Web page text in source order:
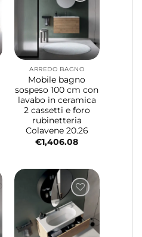
ARREDO BAGNO
Mobile bagno
sospeso 100 cm con
lavabo in ceramica
2 cassetti e foro
rubinetteria
Colavene 20.26
€1,406.08